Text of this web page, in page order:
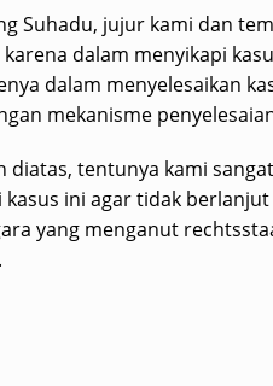
Suhadu, jujur kami dan
karena dalam menyikapi
dalam menyelesaikan
mekanisme
diatas, tentunya kami
ini agar tidak
yang menganut